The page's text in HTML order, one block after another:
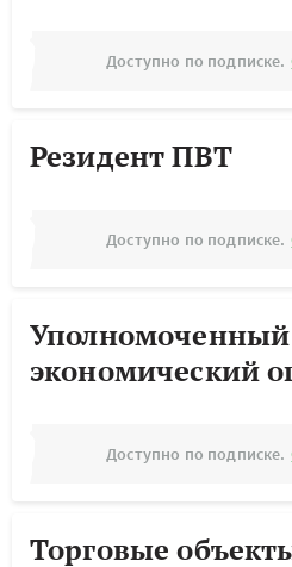
Доступно по подписке.
Резидент ПВТ
Доступно по подписке.
Уполномоченный
экономический
Доступно по подписке.
Торговые